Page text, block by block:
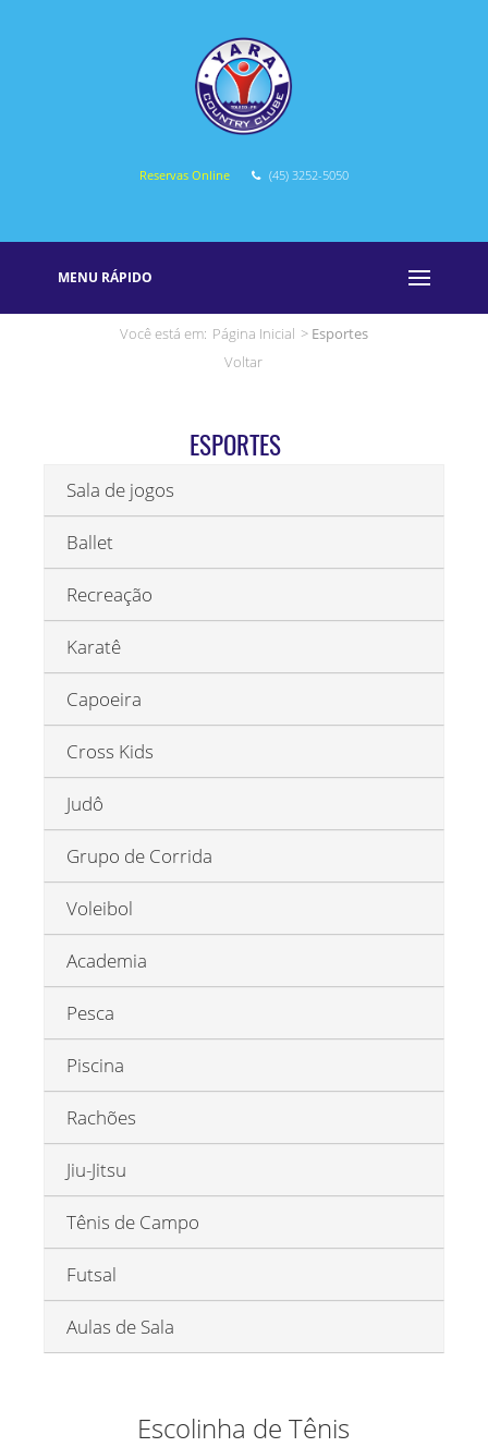
Reservas Online (45) 3252-5050
MENU RÁPIDO
Você está em: Página Inicial > Esportes
Voltar
ESPORTES
Sala de jogos
Ballet
Recreação
Karatê
Capoeira
Cross Kids
Judô
Grupo de Corrida
Voleibol
Academia
Pesca
Piscina
Rachões
Jiu-Jitsu
Tênis de Campo
Futsal
Aulas de Sala
Escolinha de Tênis